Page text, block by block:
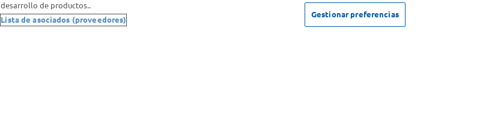
desarrollo de productos..
Lista de asociados (proveedores)
Gestionar preferencias